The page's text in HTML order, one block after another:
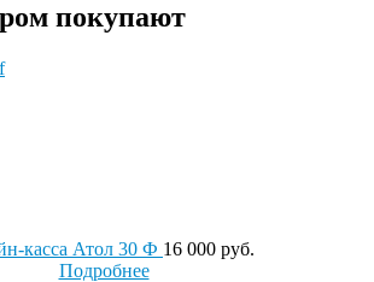
покупают
касса Атол 30 Ф 16 000 руб.
Подробнее